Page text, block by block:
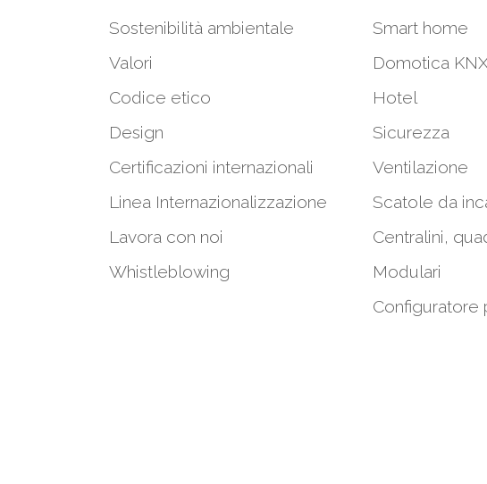
Sostenibilità ambientale
Valori
Codice etico
Design
Certificazioni internazionali
Linea Internazionalizzazione
Lavora con noi
Whistleblowing
Smart home
Domotica
Hotel
Sicurezza
Ventilazione
Scatole da
Centralini,
Modulari
Configuratore